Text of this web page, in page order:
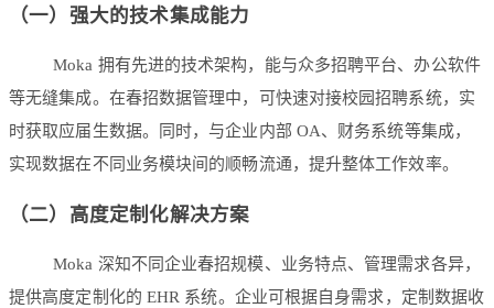
（一）强大的技术集成能力
Moka 拥有先进的技术架构，能与众多招聘平台、办公软件
等无缝集成。在春招数据管理中，可快速对接校园招聘系统，实
时获取应届生数据。同时，与企业内部 OA、财务系统等集成，
实现数据在不同业务模块间的顺畅流通，提升整体工作效率。
（二）高度定制化解决方案
Moka 深知不同企业春招规模、业务特点、管理需求各异，
提供高度定制化的 EHR 系统。企业可根据自身需求，定制数据收